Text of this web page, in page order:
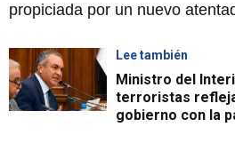
propiciada por un nuevo
Lee también
Ministro del
terroristas
gobierno con la